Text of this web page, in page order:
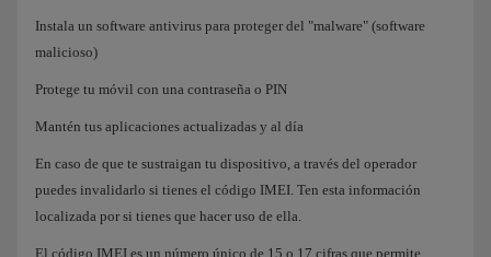
Instala un software antivirus para proteger del "malware" (software
malicioso)
Protege tu móvil con una contraseña o PIN
Mantén tus aplicaciones actualizadas y al día
En caso de que te sustraigan tu dispositivo, a través del operador
puedes invalidarlo si tienes el código IMEI. Ten esta información
localizada por si tienes que hacer uso de ella.
El código IMEI es un número único de 15 o 17 cifras que permite